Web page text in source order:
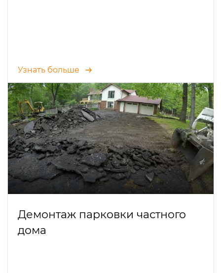
Узнать больше
Демонтаж парковки частного
дома